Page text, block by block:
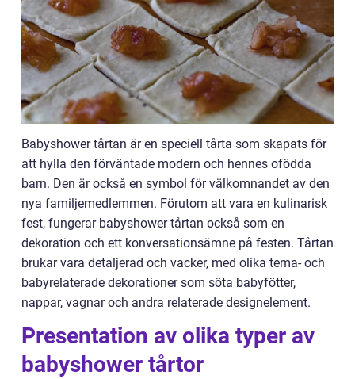
Babyshower tårtan är en speciell tårta som skapats för
att hylla den förväntade modern och hennes ofödda
barn. Den är också en symbol för välkomnandet av den
nya familjemedlemmen. Förutom att vara en kulinarisk
fest, fungerar babyshower tårtan också som en
dekoration och ett konversationsämne på festen. Tårtan
brukar vara detaljerad och vacker, med olika tema- och
babyrelaterade dekorationer som söta babyfötter,
nappar, vagnar och andra relaterade designelement.
Presentation av olika typer av
babyshower tårtor